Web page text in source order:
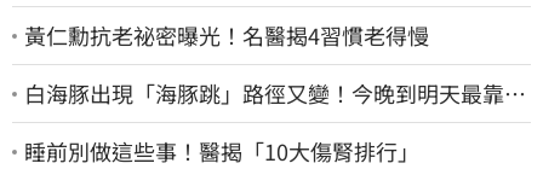
黃仁勳抗老祕密曝光！名醫揭4習慣老得慢
白海豚出現「海豚跳」路徑又變！今晚到明天最靠
近 風雨搖滾區曝光
睡前別做這些事！醫揭「10大傷腎排行」